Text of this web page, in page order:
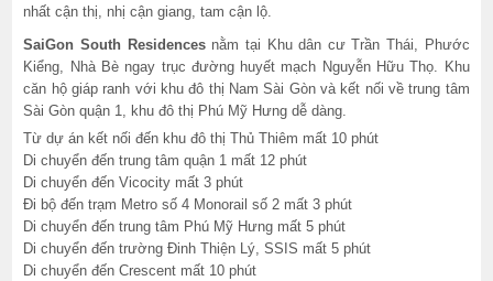
nhất cận thị, nhị cận giang, tam cận lộ.
SaiGon South Residencesnằm tại Khu dân cư Trần Thái, Phước
Kiểng, Nhà Bè ngay trục đường huyết mạch Nguyễn Hữu Thọ. Khu
căn hộ giáp ranh với khu đô thị Nam Sài Gòn và kết nối về trung tâm
Sài Gòn quận 1, khu đô thị Phú Mỹ Hưng dễ dàng.
Từ dự án kết nối đến khu đô thị Thủ Thiêm mất 10 phút
Di chuyển đến trung tâm quận 1 mất 12 phút
Di chuyển đến Vicocity mất 3 phút
Đi bộ đến trạm Metro số 4 Monorail số 2 mất 3 phút
Di chuyển đến trung tâm Phú Mỹ Hưng mất 5 phút
Di chuyển đến trường Đinh Thiện Lý, SSIS mất 5 phút
Di chuyển đến Crescent mất 10 phút